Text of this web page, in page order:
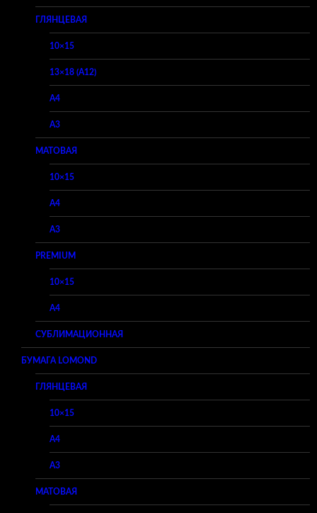
ГЛЯНЦЕВАЯ
10×15
13×18 (A12)
A4
A3
МАТОВАЯ
10×15
A4
A3
PREMIUM
10×15
A4
СУБЛИМАЦИОННАЯ
БУМАГА LOMOND
ГЛЯНЦЕВАЯ
10×15
A4
A3
МАТОВАЯ